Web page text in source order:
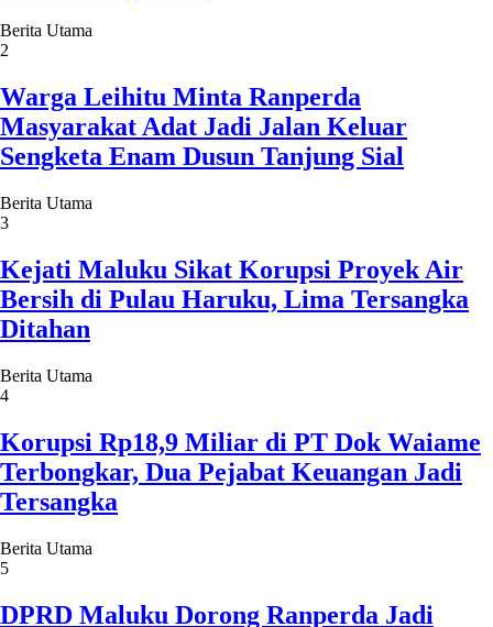
Berita Utama
2
Warga Leihitu Minta Ranperda
Masyarakat Adat Jadi Jalan Keluar
Sengketa Enam Dusun Tanjung Sial
Berita Utama
3
Kejati Maluku Sikat Korupsi Proyek Air
Bersih di Pulau Haruku, Lima Tersangka
Ditahan
Berita Utama
4
Korupsi Rp18,9 Miliar di PT Dok Waiame
Terbongkar, Dua Pejabat Keuangan Jadi
Tersangka
Berita Utama
5
DPRD Maluku Dorong Ranperda Jadi